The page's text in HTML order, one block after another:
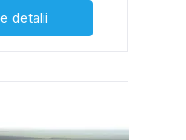
detalii